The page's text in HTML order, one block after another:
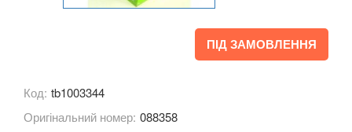
MAZDA
keyboard_arrow_down
MITSUBISHI
ПІД ЗАМОВЛЕННЯ
Код: tb1003344
Оригінальний номер: 088358